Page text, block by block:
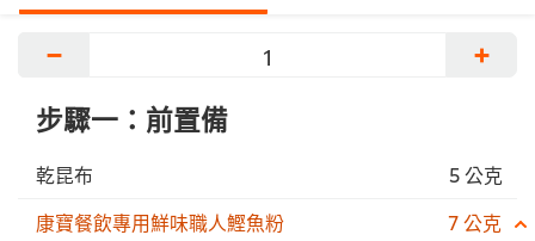
− +
步驟一：前置備
乾昆布
5 公克
康寶餐飲專用鮮味職人鰹魚粉
7 公克